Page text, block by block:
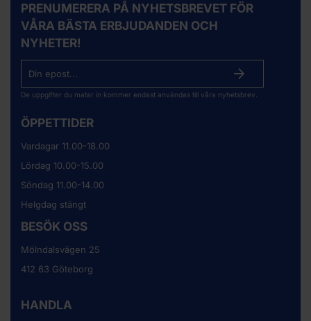
PRENUMERERA PÅ NYHETSBREVET FÖR
VÅRA BÄSTA ERBJUDANDEN OCH
NYHETER!
De uppgifter du matar in kommer endast användas till våra nyhetsbrev.
ÖPPETTIDER
Vardagar 11.00-18.00
Lördag 10.00-15.00
Söndag 11.00-14.00
Helgdag stängt
BESÖK OSS
Mölndalsvägen 25
412 63 Göteborg
HANDLA